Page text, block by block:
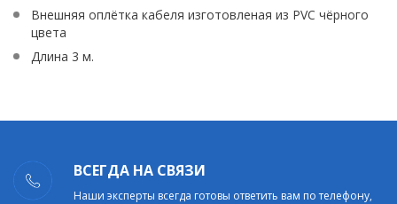
Внешняя оплётка кабеля изготовленая из PVC чёрного
цвета
Длина 3 м.
ВСЕГДА НА СВЯЗИ
Наши эксперты всегда готовы ответить вам по телефону,